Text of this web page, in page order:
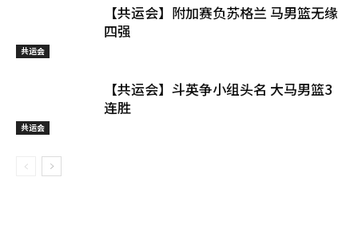
共运会
【共运会】附加赛负苏格兰 马男篮无缘
四强
共运会
【共运会】斗英争小组头名 大马男篮3
连胜